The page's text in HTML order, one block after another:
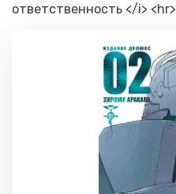
ответственность </i> <hr>